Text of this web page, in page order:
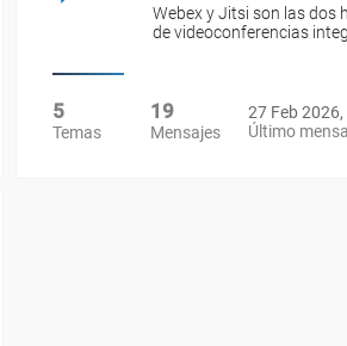
Webex y Jitsi son las dos
de videoconferencias
5
Temas
19
Mensajes
27 Feb 2026,
Último